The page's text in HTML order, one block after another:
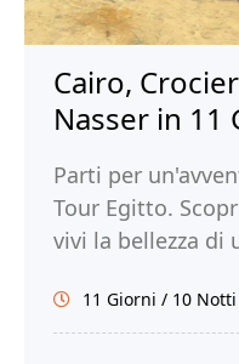
Cairo,
Nasser in 11
Parti per
Tour Egitto.
vivi la bellezza di
storia e cultura
11 Giorni / 10 Notti